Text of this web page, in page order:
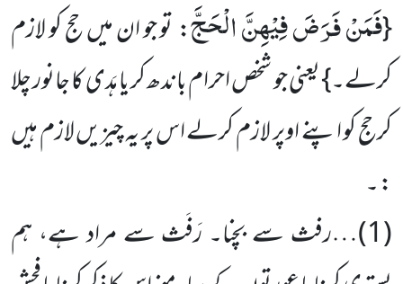
{فَمَنْ فَرَضَ فِیْهِنَّ الْحَجَّ:تو جو ان میں حج کو لازم
کرلے۔} یعنی جو شخص احرام باندھ کر یا ہَدی کا جانور چلا
کرحج کو اپنے اوپر لازم کرلے اس پر یہ چیزیں لازم ہیں
: ۔
(
1)…رفث سے بچنا۔ رَفَث سے مراد ہے، ہم